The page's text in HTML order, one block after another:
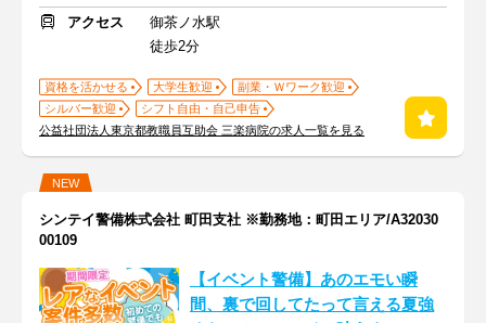
アクセス
御茶ノ水駅
徒歩2分
資格を活かせる 大学生歓迎
副業・Ｗワーク歓迎
シルバー歓迎
シフト自由・自己申告
公益社団法人東京都教職員互助会 三楽病院の求人一覧を見る
NEW
シンテイ警備株式会社 町田支社 ※勤務地：町田エリア/A32030
00109
【イベント警備】あのエモい瞬
間、裏で回してたって言える夏強